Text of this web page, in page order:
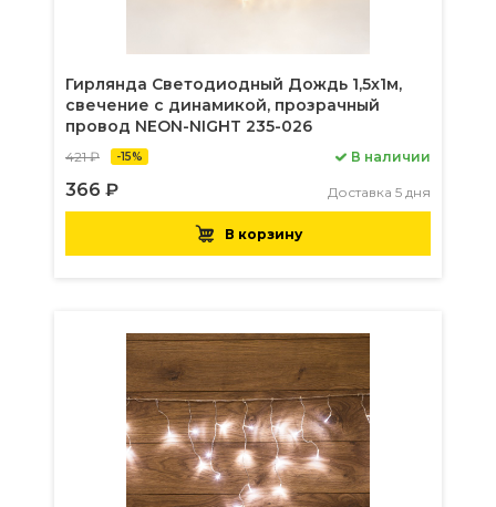
Гирлянда Светодиодный Дождь 1,5х1м,
свечение с динамикой, прозрачный
провод NEON-NIGHT 235-026
421 ₽ -15%
366 ₽
В наличии
Доставка 5 дня
В корзину